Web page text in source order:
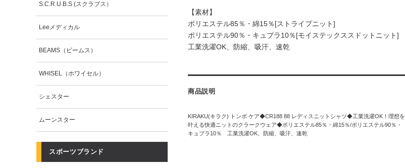
【素材】
ポリエステル85％・綿15％[ストライプニット]
ポリエステル90％・キュプラ10％[モイステックススドットニット]
工業洗濯OK、防縮、吸汗、速乾
商品説明
KIRAKU(キラク) トンボ ケア◆CR188 88 レディスニットシャツ◆工業洗濯OK！理想を
叶える快適ニットのクラークウェア◆ポリエステル85％・綿15％/ポリエステル90％・
キュプラ10％ 工業洗濯OK、防縮、吸汗、速乾
S.C.R.U.B.S (スクラブス）
Leeメディカル
BEAMS（ビームス）
WHISEL（ホワイセル）
シェスター
ムーンスター
スポーツブランド